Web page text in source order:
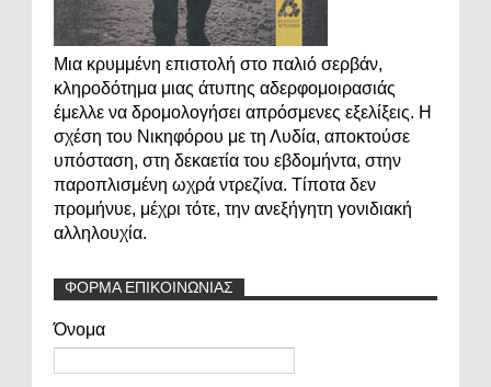
Μια κρυμμένη επιστολή στο παλιό σερβάν,
κληροδότημα μιας άτυπης αδερφομοιρασιάς
έμελλε να δρομολογήσει απρόσμενες εξελίξεις. Η
σχέση του Νικηφόρου με τη Λυδία, αποκτούσε
υπόσταση, στη δεκαετία του εβδομήντα, στην
παροπλισμένη ωχρά ντρεζίνα. Τίποτα δεν
προμήνυε, μέχρι τότε, την ανεξήγητη γονιδιακή
αλληλουχία.
ΦΟΡΜΑ ΕΠΙΚΟΙΝΩΝΙΑΣ
Όνομα